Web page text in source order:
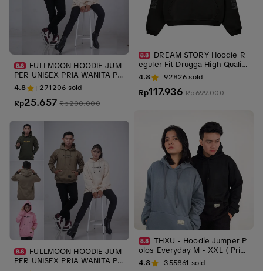
FULLMOON HOODIE JUM
PER UNISEX PRIA WANITA PR
EMIUM M-XXL BORDIR TIMB
UL/BORDIR 3D Fleece Motif T
ebal Sweater Lembut Distro
4.8 271206 sold
Rp25.657 Rp200.000
FULLMOON HOODIE JUM
PER UNISEX PRIA WANITA PR
DREAM STORY Hoodie R
eguler Fit Drugga High Quality
Cotton Fleece 330gsm Nyam
an Lembut Comfy
4.8 92826sold
Rp117.936 Rp699.000
THXU - Hoodie Jumper P
olos Everyday M - XXL ( Pria
& Wanita )
4.8 355861 sold